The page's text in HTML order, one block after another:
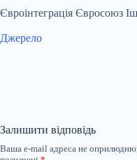
Євроінтеграція Євросоюз
Джерело
Залишити відповідь
Ваша e-mail адреса не